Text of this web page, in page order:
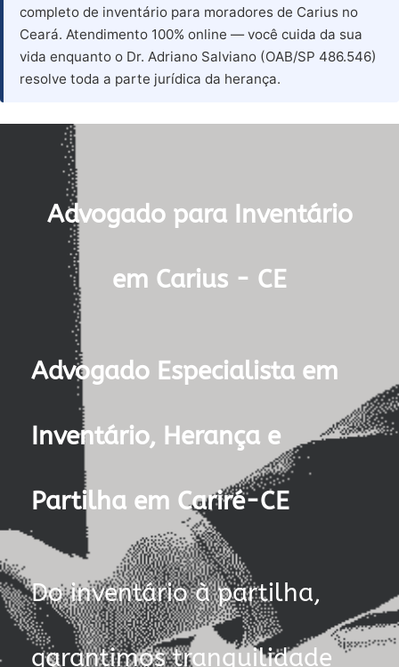
completo de inventário para moradores de Carius no
Ceará. Atendimento 100% online — você cuida da sua
vida enquanto o Dr. Adriano Salviano (OAB/SP 486.546)
resolve toda a parte jurídica da herança.
Advogado para Inventário
em Carius - CE
Advogado Especialista em
Inventário, Herança e
Partilha em Cariré-CE
Do inventário à partilha,
garantimos tranquilidade